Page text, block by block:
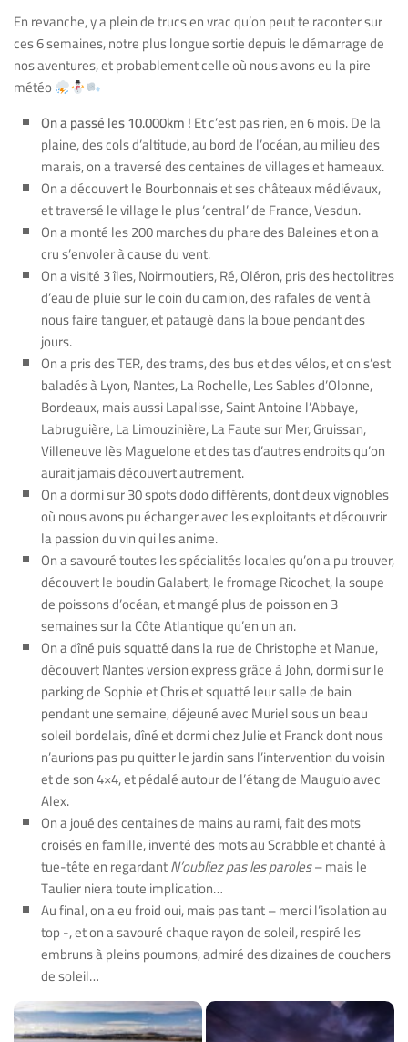
En revanche, y a plein de trucs en vrac qu’on peut te raconter sur
ces 6 semaines, notre plus longue sortie depuis le démarrage de
nos aventures, et probablement celle où nous avons eu la pire
météo
On a passé les 10.000km !Et c’est pas rien, en 6 mois. De la
plaine, des cols d’altitude, au bord de l’océan, au milieu des
marais, on a traversé des centaines de villages et hameaux.
On a découvert le Bourbonnais et ses châteaux médiévaux,
et traversé le village le plus ‘central’ de France, Vesdun.
On a monté les 200 marches du phare des Baleines et on a
cru s’envoler à cause du vent.
On a visité 3 îles, Noirmoutiers, Ré, Oléron, pris des hectolitres
d’eau de pluie sur le coin du camion, des rafales de vent à
nous faire tanguer, et pataugé dans la boue pendant des
jours.
On a pris des TER, des trams, des bus et des vélos, et on s’est
baladés à Lyon, Nantes, La Rochelle, Les Sables d’Olonne,
Bordeaux, mais aussi Lapalisse, Saint Antoine l’Abbaye,
Labruguière, La Limouzinière, La Faute sur Mer, Gruissan,
Villeneuve lès Maguelone et des tas d’autres endroits qu’on
aurait jamais découvert autrement.
On a dormi sur 30 spots dodo différents, dont deux vignobles
où nous avons pu échanger avec les exploitants et découvrir
la passion du vin qui les anime.
On a savouré toutes les spécialités locales qu’on a pu trouver,
découvert le boudin Galabert, le fromage Ricochet, la soupe
de poissons d’océan, et mangé plus de poisson en 3
semaines sur la Côte Atlantique qu’en un an.
On a dîné puis squatté dans la rue de Christophe et Manue,
découvert Nantes version express grâce à John, dormi sur le
parking de Sophie et Chris et squatté leur salle de bain
pendant une semaine, déjeuné avec Muriel sous un beau
soleil bordelais, dîné et dormi chez Julie et Franck dont nous
n’aurions pas pu quitter le jardin sans l’intervention du voisin
et de son 4×4, et pédalé autour de l’étang de Mauguio avec
Alex.
On a joué des centaines de mains au rami, fait des mots
croisés en famille, inventé des mots au Scrabble et chanté à
tue-tête en regardantN’oubliez pas les paroles– mais le
Taulier niera toute implication…
Au final, on a eu froid oui, mais pas tant – merci l’isolation au
top -, et on a savouré chaque rayon de soleil, respiré les
embruns à pleins poumons, admiré des dizaines de couchers
de soleil…